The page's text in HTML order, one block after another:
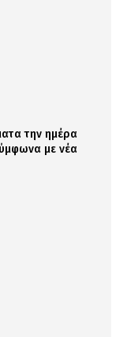
την ημέρα
με νέα